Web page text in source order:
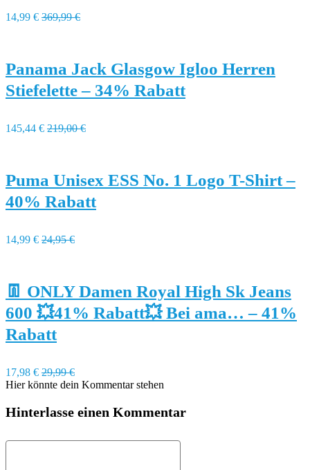
14,99 € 369,99 €
Panama Jack Glasgow Igloo Herren
Stiefelette – 34% Rabatt
145,44 € 219,00 €
Puma Unisex ESS No. 1 Logo T-Shirt –
40% Rabatt
14,99 € 24,95 €
👖 ONLY Damen Royal High Sk Jeans
600 💥41% Rabatt💥 Bei ama… – 41%
Rabatt
17,98 € 29,99 €
Hier könnte dein Kommentar stehen
Hinterlasse einen Kommentar